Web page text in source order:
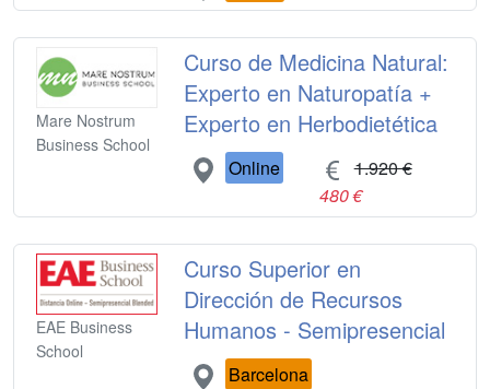
Mare Nostrum
Business School
Curso de Medicina Natural:
Experto en Naturopatía +
Experto en Herbodietética
Online
1.920 €
480 €
EAE Business
School
Curso Superior en
Dirección de Recursos
Humanos - Semipresencial
Barcelona